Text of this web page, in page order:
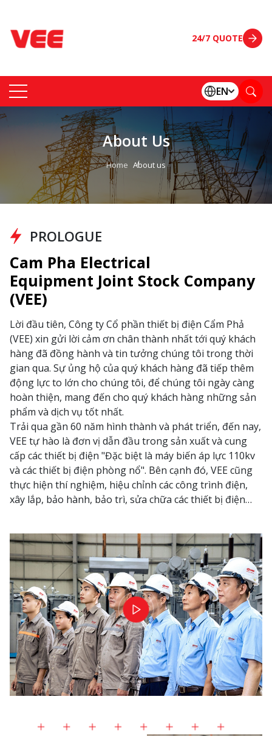
24/7 QUOTE
EN
About Us
Home About us
PROLOGUE
Cam Pha Electrical
Equipment Joint Stock Company
(VEE)
Lời đầu tiên, Công ty Cổ phần thiết bị điện Cẩm Phả
(VEE) xin gửi lời cảm ơn chân thành nhất tới quý khách
hàng đã đồng hành và tin tưởng chúng tôi trong thời
gian qua. Sự ủng hộ của quý khách hàng đã tiếp thêm
động lực to lớn cho chúng tôi, để chúng tôi ngày càng
hoàn thiện, mang đến cho quý khách hàng những sản
phẩm và dịch vụ tốt nhất.
Trải qua gần 60 năm hình thành và phát triển, đến nay,
VEE tự hào là đơn vị dẫn đầu trong sản xuất và cung
cấp các thiết bị điện "Đặc biệt là máy biến áp lực 110kv
và các thiết bị điện phòng nổ". Bên cạnh đó, VEE cũng
thực hiện thí nghiệm, hiệu chỉnh các công trình điện,
xây lắp, bảo hành, bảo trì, sửa chữa các thiết bị điện…